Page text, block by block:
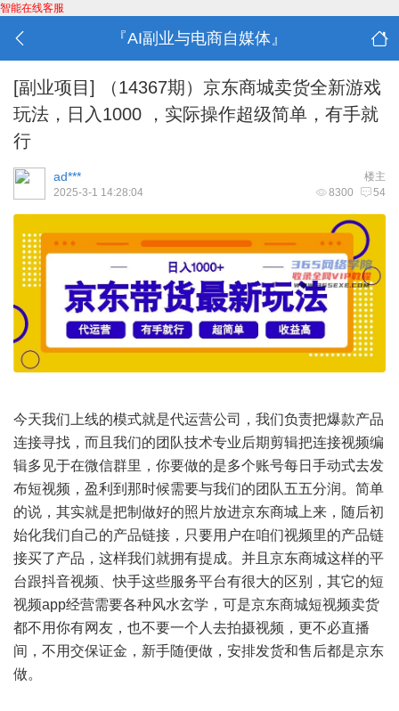
智能在线客服
『AI副业与电商自媒体』
[副业项目]
（14367期）京东商城卖货全新游戏
玩法，日入1000 ，实际操作超级简单，有手就
行
楼主
ad***
8300 54
2025-3-1 14:28:04
今天我们上线的模式就是代运营公司，我们负责把爆款产品
连接寻找，而且我们的团队技术专业后期剪辑把连接视频编
辑多见于在微信群里，你要做的是多个账号每日手动式去发
布短视频，盈利到那时候需要与我们的团队五五分润。简单
的说，其实就是把制做好的照片放进京东商城上来，随后初
始化我们自己的产品链接，只要用户在咱们视频里的产品链
接买了产品，这样我们就拥有提成。并且京东商城这样的平
台跟抖音视频、快手这些服务平台有很大的区别，其它的短
视频app经营需要各种风水玄学，可是京东商城短视频卖货
都不用你有网友，也不要一个人去拍摄视频，更不必直播
间，不用交保证金，新手随便做，安排发货和售后都是京东
做。